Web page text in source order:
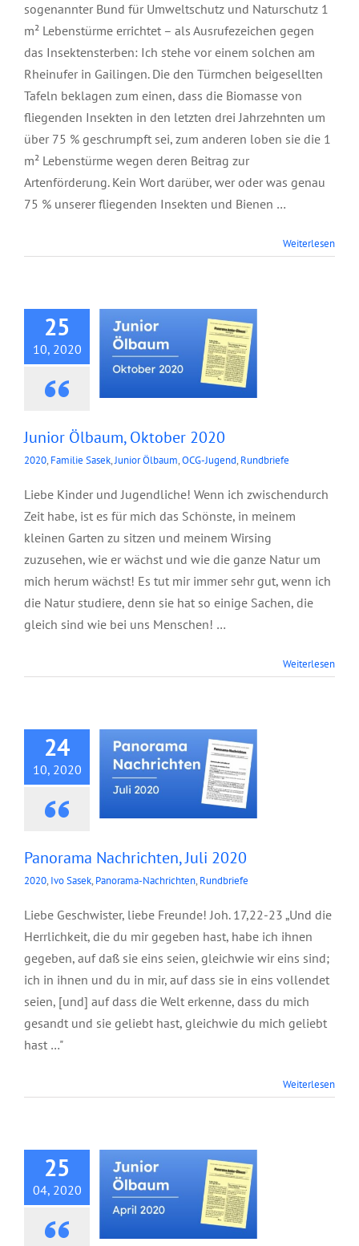
sogenannter Bund für Umweltschutz und Naturschutz 1
m² Lebenstürme errichtet – als Ausrufezeichen gegen
das Insektensterben: Ich stehe vor einem solchen am
Rheinufer in Gailingen. Die den Türmchen beigesellten
Tafeln beklagen zum einen, dass die Biomasse von
fliegenden Insekten in den letzten drei Jahrzehnten um
über 75 % geschrumpft sei, zum anderen loben sie die 1
m² Lebenstürme wegen deren Beitrag zur
Artenförderung. Kein Wort darüber, wer oder was genau
75 % unserer fliegenden Insekten und Bienen …
Weiterlesen
25
10, 2020
Junior Ölbaum,
Junior Ölbaum, Oktober 2020
2020, Familie Sasek,Junior Ölbaum,OCG-Jugend, Rundbriefe
Liebe Kinder und Jugendliche! Wenn ich zwischendurch
Zeit habe, ist es für mich das Schönste, in meinem
kleinen Garten zu sitzen und meinem Wirsing
zuzusehen, wie er wächst und wie die ganze Natur um
mich herum wächst! Es tut mir immer sehr gut, wenn ich
die Natur studiere, denn sie hat so einige Sachen, die
gleich sind wie bei uns Menschen! …
Weiterlesen
24
10, 2020
Panorama Nachrichten, Juli 2020
2020, Ivo Sasek, Panorama-Nachrichten, Rundbriefe
Liebe Geschwister, liebe Freunde! Joh. 17,22-23 „Und die
Herrlichkeit, die du mir gegeben hast, habe ich ihnen
gegeben, auf daß sie eins seien, gleichwie wir eins sind;
ich in ihnen und du in mir, auf dass sie in eins vollendet
seien, [und] auf dass die Welt erkenne, dass du mich
gesandt und sie geliebt hast, gleichwie du mich geliebt
hast …"
Weiterlesen
25
04, 2020
Junior Ölbaum, April